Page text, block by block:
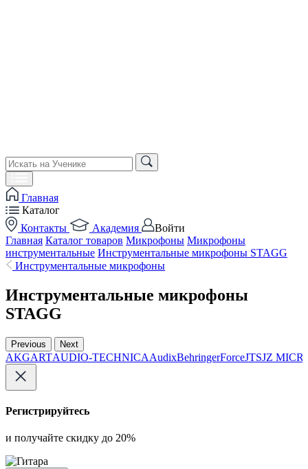
Главная
Каталог
Контакты
Академия
Войти
Главная Каталог товаров Микрофоны Микрофоны
инструментальные Инструментальные микрофоны STAGG
Инструментальные микрофоны
Инструментальные микрофоны
STAGG
Previous Next
AKGARTAUDIO-TECHNICAAudixBehringerForceJTSJZ
Регистрируйтесь
и получайте скидку до 20%